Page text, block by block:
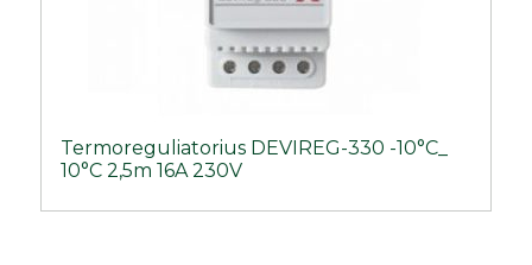
Termoreguliatorius DEVIREG-330 -10°C_
10°C 2,5m 16A 230V